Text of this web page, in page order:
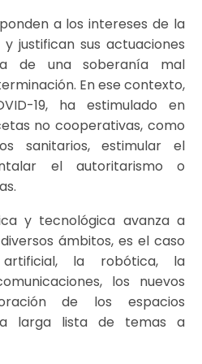
a los intereses de la
justifican sus actuaciones
de una soberanía mal
En ese contexto,
19, ha estimulado en
no cooperativas, como
sanitarios, estimular el
el autoritarismo o
y tecnológica avanza a
ámbitos, es el caso
la robótica, la
los nuevos
de los espacios
larga lista de temas a